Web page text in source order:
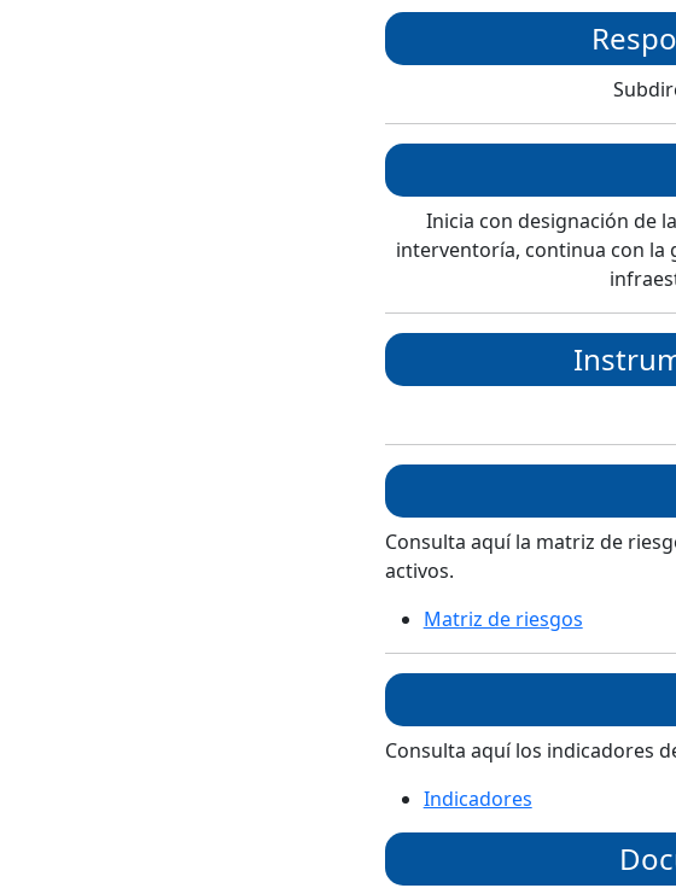
Inicia con designación de
interventoría, continua con la
Consulta aquí la matriz de
activos.
Matriz de riesgos
Consulta aquí los indicadores
Indicadores